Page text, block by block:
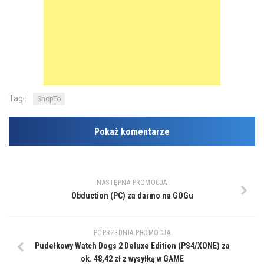
Tagi: ShopTo
Pokaż komentarze
NASTĘPNA PROMOCJA
Obduction (PC) za darmo na GOGu
POPRZEDNIA PROMOCJA
Pudełkowy Watch Dogs 2 Deluxe Edition (PS4/XONE) za
ok. 48,42 zł z wysyłką w GAME